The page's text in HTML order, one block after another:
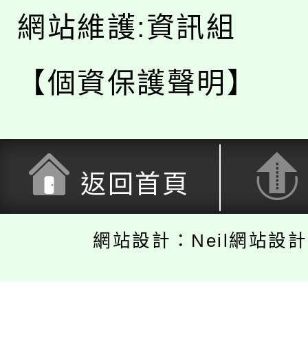
網站維護:資訊組
【個資保護聲明】
返回首頁
網站設計：Neil網站設